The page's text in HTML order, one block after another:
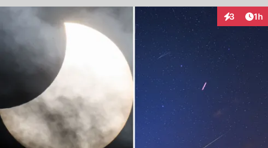
3 1h